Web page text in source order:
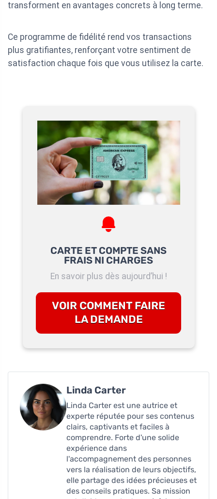
transforment en avantages concrets à long terme.
Ce programme de fidélité rend vos transactions
plus gratifiantes, renforçant votre sentiment de
satisfaction chaque fois que vous utilisez la carte.
CARTE ET COMPTE SANS
FRAIS NI CHARGES
En savoir plus dès aujourd’hui !
VOIR COMMENT FAIRE
LA DEMANDE
Linda Carter
Linda Carter est une autrice et
experte réputée pour ses contenus
clairs, captivants et faciles à
comprendre. Forte d'une solide
expérience dans
l'accompagnement des personnes
vers la réalisation de leurs objectifs,
elle partage des idées précieuses et
des conseils pratiques. Sa mission